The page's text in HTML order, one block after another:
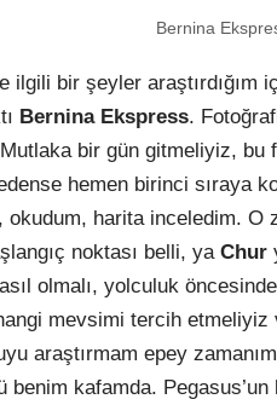
Bernina
bir şeyler araştırdığım
Bernina Ekspress.
bir gün gitmeliyiz,
hemen birinci sıraya
okudum, harita inceledim. O
noktası belli, ya Chur
olmalı, yolculuk
mevsimi tercih
araştırmam epey
benim kafamda.